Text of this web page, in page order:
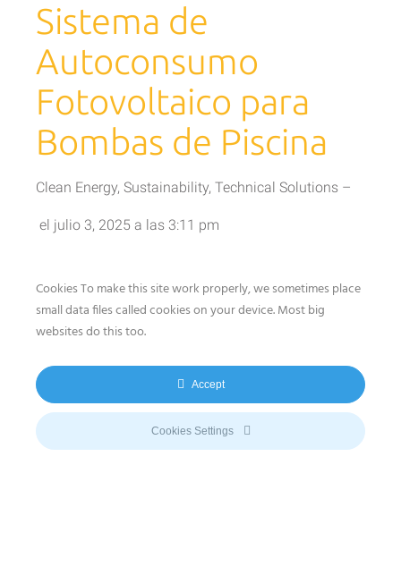
Sistema de
Autoconsumo
Fotovoltaico para
Bombas de Piscina
Clean Energy, Sustainability, Technical Solutions –
el julio 3, 2025 a las 3:11 pm
Sistema de autoconsumo fotovoltaico
El almacenamiento
Cookies To make this site work properly, we sometimes place
small data files called cookies on your device. Most big
websites do this too.
Accept
Cookies Settings